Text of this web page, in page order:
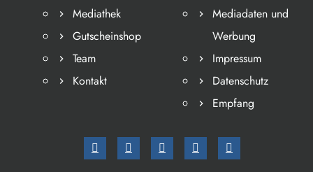
Mediathek
Gutscheinshop
Team
Kontakt
Mediadaten und
Werbung
Impressum
Datenschutz
Empfang